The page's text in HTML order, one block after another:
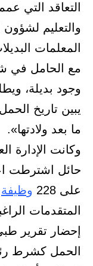
التعاقد التي
والتعليم لشؤون
المعلمات
مع الحامل في
وجود بديلة،
يبين تاريخ
ما بعد ولادتها».
وكانت الإدارة
حائل اشترطت
على 228
وظيفة
المتقدمات
إحضار تقرير
الحمل كشرط